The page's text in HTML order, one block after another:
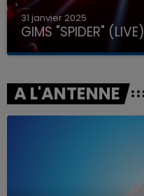
31 janvier 2025
GIMS "SPIDER" (LIVE)
A L'ANTENNE